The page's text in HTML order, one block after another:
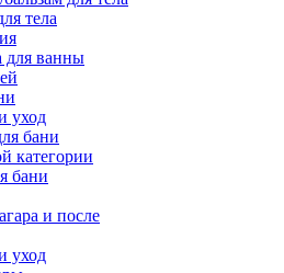
тела
для ванны
уход
бани
категории
бани
и после
уход